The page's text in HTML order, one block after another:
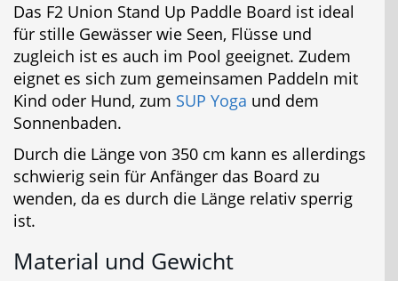
Das F2 Union Stand Up Paddle Board ist ideal
für stille Gewässer wie Seen, Flüsse und
zugleich ist es auch im Pool geeignet. Zudem
eignet es sich zum gemeinsamen Paddeln mit
Kind oder Hund, zum SUP Yoga und dem
Sonnenbaden.
Durch die Länge von 350 cm kann es allerdings
schwierig sein für Anfänger das Board zu
wenden, da es durch die Länge relativ sperrig
ist.
Material und Gewicht